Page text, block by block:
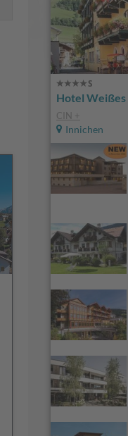
Hotel Weißes
CIN +
Innichen